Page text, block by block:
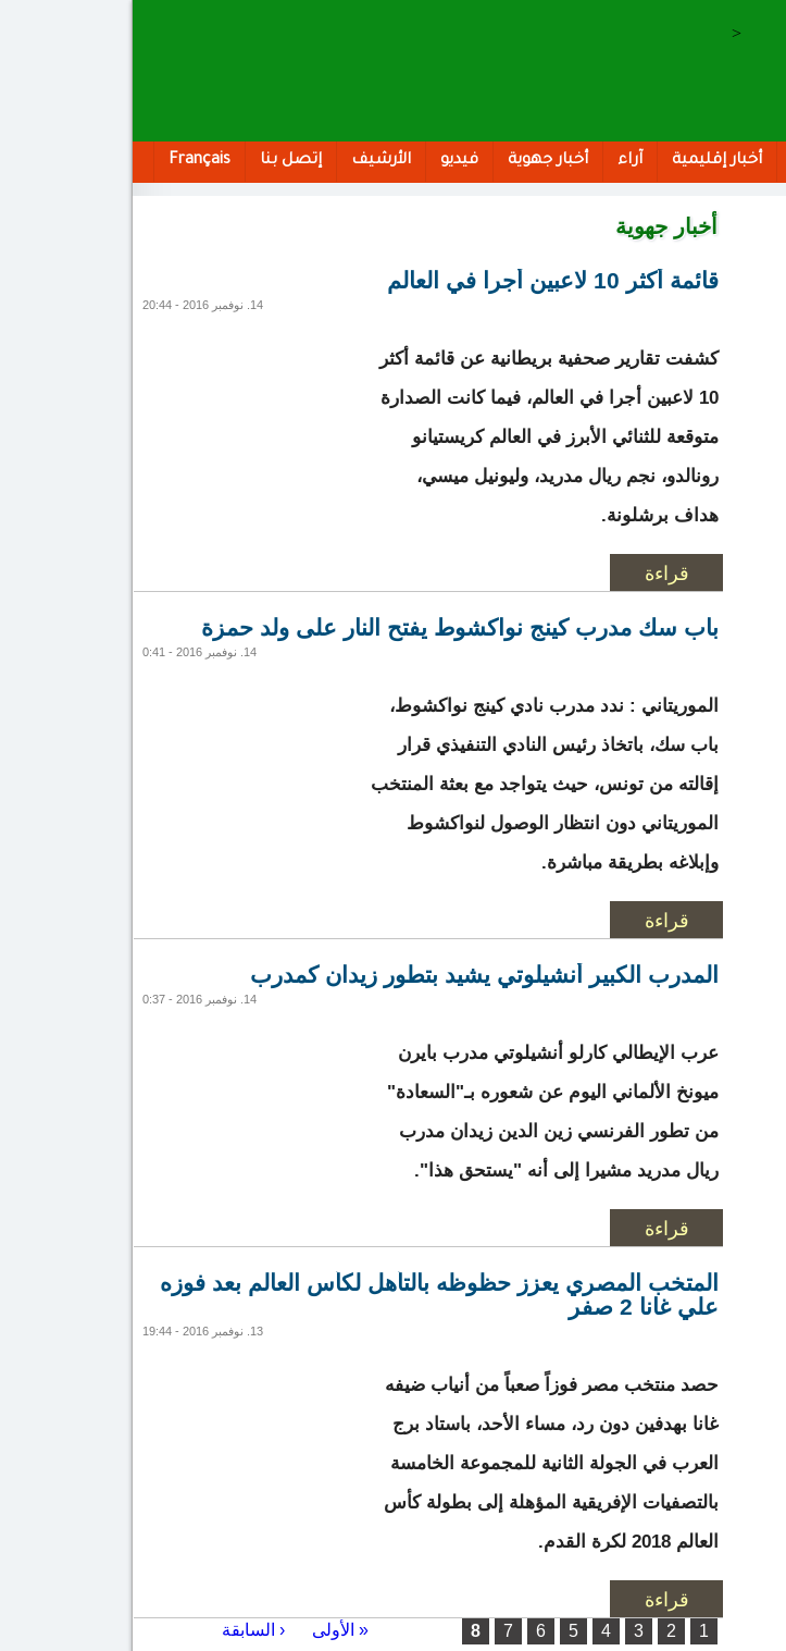
>
أخبار إقليمية آراء أخبار جهوية فيديو الأرشيف إتصل بنا Français
أخبار جهوية
قائمة أكثر 10 لاعبين أجرا في العالم
14. نوفمبر 2016 - 20:44
كشفت تقارير صحفية بريطانية عن قائمة أكثر
10 لاعبين أجرا في العالم، فيما كانت الصدارة
متوقعة للثنائي الأبرز في العالم كريستيانو
رونالدو، نجم ريال مدريد، وليونيل ميسي،
هداف برشلونة.
قراءة
باب سك مدرب كينج نواكشوط يفتح النار على ولد حمزة
14. نوفمبر 2016 - 0:41
الموريتاني : ندد مدرب نادي كينج نواكشوط،
باب سك، باتخاذ رئيس النادي التنفيذي قرار
إقالته من تونس، حيث يتواجد مع بعثة المنتخب
الموريتاني دون انتظار الوصول لنواكشوط
وإبلاغه بطريقة مباشرة.
قراءة
المدرب الكبير أنشيلوتي يشيد بتطور زيدان كمدرب
14. نوفمبر 2016 - 0:37
عرب الإيطالي كارلو أنشيلوتي مدرب بايرن
ميونخ الألماني اليوم عن شعوره بـ"السعادة"
من تطور الفرنسي زين الدين زيدان مدرب
ريال مدريد مشيرا إلى أنه "يستحق هذا".
قراءة
المتخب المصري يعزز حظوظه بالتأهل لكأس العالم بعد فوزه
علي غانا 2 صفر
13. نوفمبر 2016 - 19:44
حصد منتخب مصر فوزاً صعباً من أنياب ضيفه
غانا بهدفين دون رد، مساء الأحد، باستاد برج
العرب في الجولة الثانية للمجموعة الخامسة
بالتصفيات الإفريقية المؤهلة إلى بطولة كأس
العالم 2018 لكرة القدم.
قراءة
المزيدالصفحات « الأولى ‹ السابقة 1
2
3
4
5
6
7
8